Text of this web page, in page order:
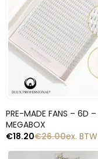
Snelle blik
PRE-MADE FANS – 6D –
MEGABOX
€26.00
€18.20 ex. BTW